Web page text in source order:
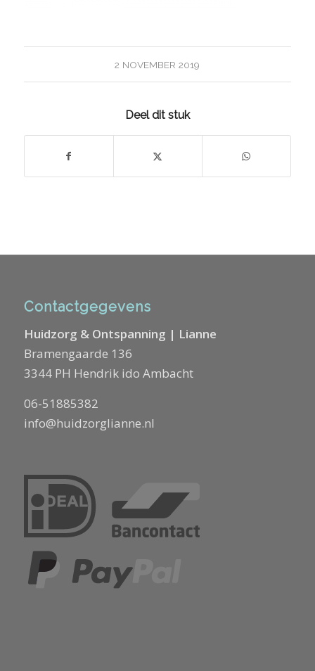
2 NOVEMBER 2019
Deel dit stuk
Contactgegevens
Huidzorg & Ontspanning | Lianne
Bramengaarde 136
3344 PH Hendrik ido Ambacht
06-51885382
info@huidzorglianne.nl